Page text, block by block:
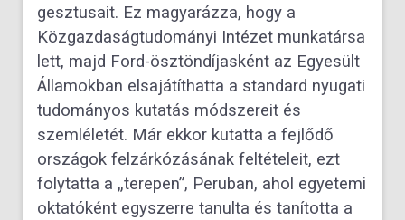
gesztusait. Ez magyarázza, hogy a
Közgazdaságtudományi Intézet munkatársa
lett, majd Ford-ösztöndíjasként az Egyesült
Államokban elsajátíthatta a standard nyugati
tudományos kutatás módszereit és
szemléletét. Már ekkor kutatta a fejlődő
országok felzárkózásának feltételeit, ezt
folytatta a „terepen”, Peruban, ahol egyetemi
oktatóként egyszerre tanulta és tanította a